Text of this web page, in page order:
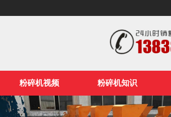
粉碎机视频 粉碎机知识